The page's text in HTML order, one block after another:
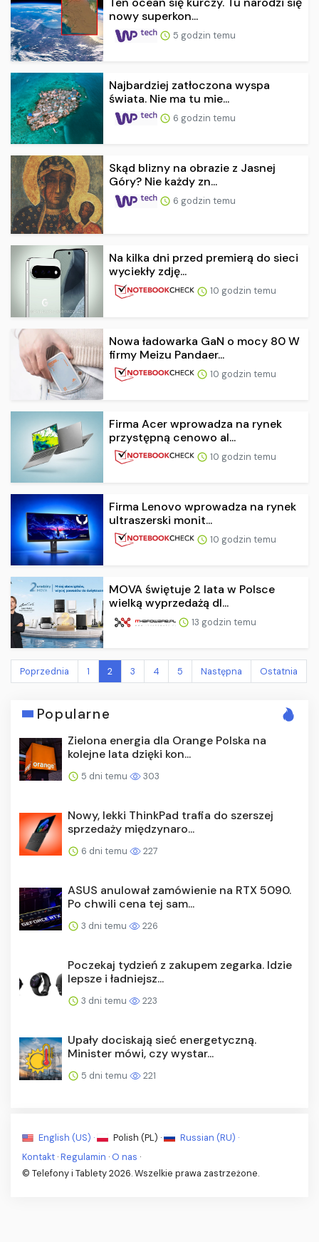
nowy superkon...
5 godzin temu
Najbardziej zatłoczona wyspa
świata. Nie ma tu mie...
6 godzin temu
Skąd blizny na obrazie z Jasnej
Góry? Nie każdy zn...
6 godzin temu
Na kilka dni przed premierą do sieci
wyciekły zdję...
10 godzin temu
Nowa ładowarka GaN o mocy 80 W
firmy Meizu Pandaer...
10 godzin temu
Firma Acer wprowadza na rynek
przystępną cenowo al...
10 godzin temu
Firma Lenovo wprowadza na rynek
ultraszerski monit...
10 godzin temu
MOVA świętuje 2 lata w Polsce
wielką wyprzedażą dl...
13 godzin temu
Poprzednia 1 2 3 4 5 Następna Ostatnia
Popularne
Zielona energia dla Orange Polska na
kolejne lata dzięki kon...
5 dni temu 303
Nowy, lekki ThinkPad trafia do szerszej
sprzedaży międzynaro...
6 dni temu 227
ASUS anulował zamówienie na RTX 5090.
Po chwili cena tej sam...
3 dni temu 226
Poczekaj tydzień z zakupem zegarka. Idzie
lepsze i ładniejsz...
3 dni temu 223
Upały dociskają sieć energetyczną.
Minister mówi, czy wystar...
5 dni temu 221
English (US) · Polish (PL) ·
Russian (RU) ·
Kontakt ·Regulamin · O nas ·
© Telefony i Tablety 2026. Wszelkie prawa zastrzeżone.